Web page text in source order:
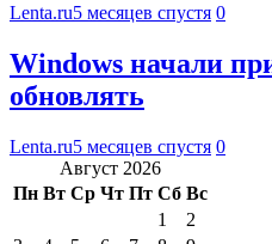
Lenta.ru5 месяцев спустя 0
Windows начали
обновлять
Lenta.ru5 месяцев спустя 0
Август 2026
Пн Вт Ср Чт Пт Сб Вс
1
2